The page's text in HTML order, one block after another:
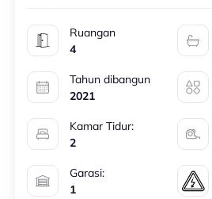
Ruangan
4
Tahun dibangun
2021
Kamar Tidur:
2
Garasi:
1